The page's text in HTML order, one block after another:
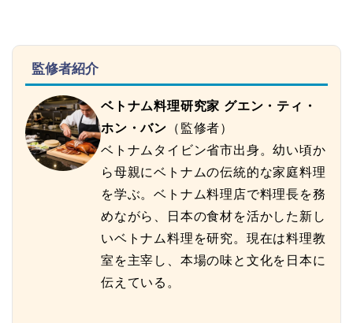
監修者紹介
ベトナム料理研究家 グエン・ティ・
ホン・バン （監修者）
ベトナムタイビン省市出身。幼い頃か
ら母親にベトナムの伝統的な家庭料理
を学ぶ。ベトナム料理店で料理長を務
めながら、日本の食材を活かした新し
いベトナム料理を研究。現在は料理教
室を主宰し、本場の味と文化を日本に
伝えている。